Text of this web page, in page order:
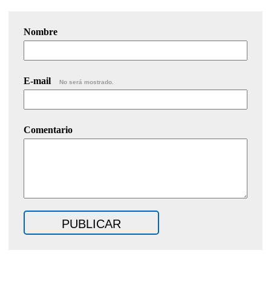
Nombre
E-mail No será mostrado.
Comentario